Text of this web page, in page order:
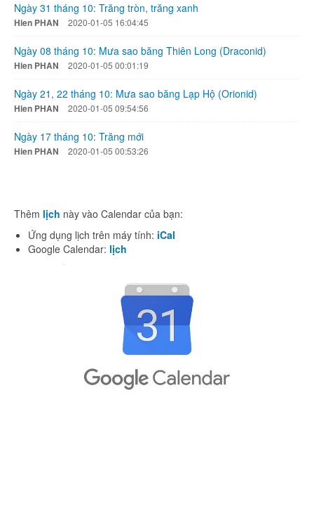
Ngày 31 tháng 10: Trăng tròn, trăng xanh
Hien PHAN 2020-01-05 16:04:45
Ngày 08 tháng 10: Mưa sao băng Thiên Long (Draconid)
Hien PHAN 2020-01-05 00:01:19
Ngày 21, 22 tháng 10: Mưa sao băng Lạp Hộ (Orionid)
Hien PHAN 2020-01-05 09:54:56
Ngày 17 tháng 10: Trăng mới
Hien PHAN 2020-01-05 00:53:26
Thêm lịch này vào Calendar của bạn:
Ứng dụng lịch trên máy tính: iCal
Google Calendar: lịch